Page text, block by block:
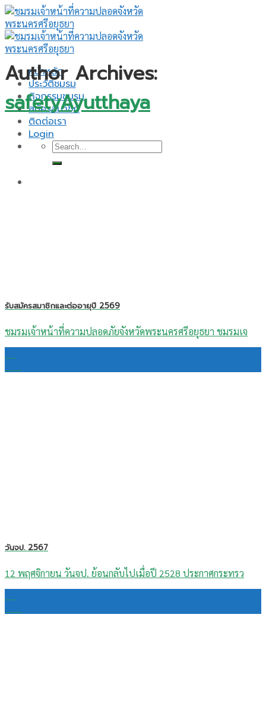
Skip
to
content
หน้าหลัก
ประวัติชมรม
กิจกรรมชมรม
สมัครสมาชิก
ติดต่อเรา
Login
Search
Author Archives:
safetyAyutthaya
รับสมัครสมาชิกและต่ออายุปี 2569
ชมรมเจ้าหน้าที่ความปลอดภัยจังหวัดพระนครศรีอยุธยา ชมรมเจ
วันจป. 2567
12 พฤศจิกายน วันจป. ย้อนกลับไปเมื่อปี 2528 ประกาศกระทรว